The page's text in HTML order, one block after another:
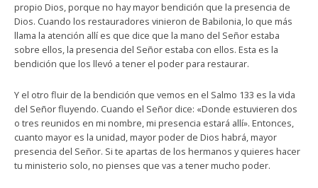
propio Dios, porque no hay mayor bendición que la presencia de
Dios. Cuando los restauradores vinieron de Babilonia, lo que más
llama la atención allí es que dice que la mano del Señor estaba
sobre ellos, la presencia del Señor estaba con ellos. Esta es la
bendición que los llevó a tener el poder para restaurar.
Y el otro fluir de la bendición que vemos en el Salmo 133 es la vida
del Señor fluyendo. Cuando el Señor dice: «Donde estuvieren dos
o tres reunidos en mi nombre, mi presencia estará allí». Entonces,
cuanto mayor es la unidad, mayor poder de Dios habrá, mayor
presencia del Señor. Si te apartas de los hermanos y quieres hacer
tu ministerio solo, no pienses que vas a tener mucho poder.